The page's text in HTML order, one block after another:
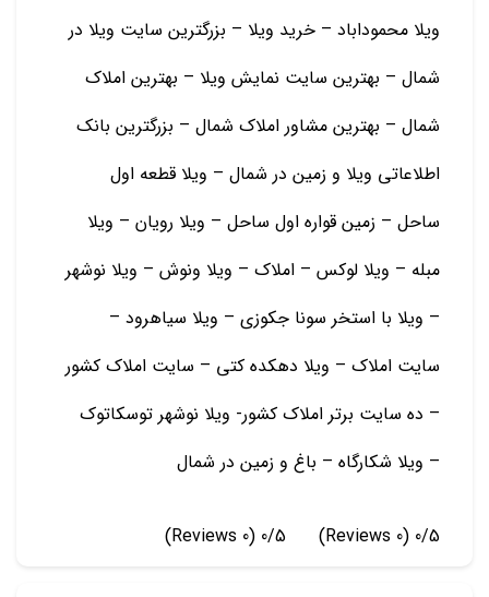
ویلا محموداباد – خرید ویلا – بزرگترین سایت ویلا در
شمال – بهترین سایت نمایش ویلا – بهترین املاک
شمال – بهترین مشاور املاک شمال – بزرگترین بانک
اطلاعاتی ویلا و زمین در شمال – ویلا قطعه اول
ساحل – زمین قواره اول ساحل – ویلا رویان – ویلا
مبله – ویلا لوکس – املاک – ویلا ونوش – ویلا نوشهر
– ویلا با استخر سونا جکوزی – ویلا سیاهرود –
سایت املاک – ویلا دهکده کتی – سایت املاک کشور
– ده سایت برتر املاک کشور- ویلا نوشهر توسکاتوک
– ویلا شکارگاه – باغ و زمين در شمال
0/5
(0 Reviews)
0/5
(0 Reviews)